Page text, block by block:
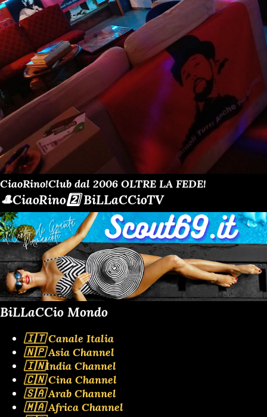
CiaoRino!Club dal 2006 OLTRE LA FEDE!
🎩CiaoRino2️⃣ BiLLaCCioTV
BiLLaCCio Mondo
🇮🇹 Canale Italia
🇳🇵 Asia Channel
🇮🇳India Channel
🇨🇳 Cina Channel
🇸🇦 Arab Channel
🇲🇦 Africa Channel